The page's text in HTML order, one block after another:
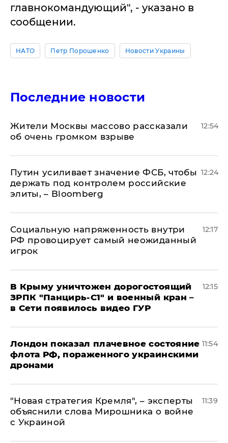
главнокомандующий", - указано в
сообщении.
НАТО Петр Порошенко Новости Украины
Последние новости
Жители Москвы массово рассказали
об очень громком взрыве
12:54
Путин усиливает значение ФСБ, чтобы
держать под контролем российские
элиты, – Bloomberg
12:24
Социальную напряженность внутри
РФ провоцирует самый неожиданный
игрок
12:17
В Крыму уничтожен дорогостоящий
ЗРПК "Панцирь-С1" и военный кран –
в Сети появилось видео ГУР
12:15
Лондон показал плачевное состояние
флота РФ, пораженного украинскими
дронами
11:54
"Новая стратегия Кремля", – эксперты
объяснили слова Мирошника о войне
с Украиной
11:39